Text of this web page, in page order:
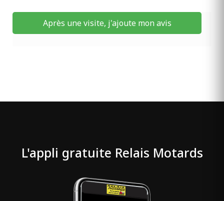
Après une visite, j'ajoute mon avis
L'appli gratuite Relais Motards